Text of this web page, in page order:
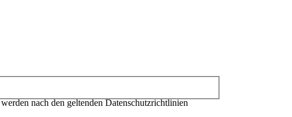
nach den geltenden Datenschutzrichtlinien